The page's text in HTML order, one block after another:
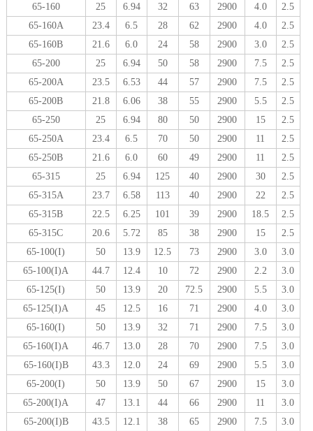
65-160
25 6.94 32 63 2900 4.0
2.5
65-160A
23.4 6.5 28 62 2900 4.0
2.5
65-160B
21.6 6.0 24 58 2900 3.0
2.5
65-200
25 6.94 50 58 2900 7.5
2.5
65-200A
23.5 6.53 44 57 2900 7.5
2.5
65-200B
21.8 6.06 38 55 2900 5.5
2.5
65-250
25 6.94 80 50 2900 15
2.5
65-250A
23.4 6.5 70 50 2900 11
2.5
65-250B
21.6 6.0 60 49 2900 11
2.5
65-315
25 6.94 125 40 2900 30
2.5
65-315A
23.7 6.58 113 40 2900 22
2.5
65-315B
22.5 6.25 101 39 2900 18.5
2.5
65-315C
20.6 5.72 85 38 2900 15
2.5
65-100(I)
50 13.9 12.5 73 2900 3.0
3.0
65-100(I)A
44.7 12.4 10 72 2900 2.2
3.0
65-125(I)
50 13.9 20 72.5 2900 5.5
3.0
65-125(I)A
45 12.5 16 71 2900 4.0
3.0
65-160(I)
50 13.9 32 71 2900 7.5
3.0
65-160(I)A
46.7 13.0 28 70 2900 7.5
3.0
65-160(I)B
43.3 12.0 24 69 2900 5.5
3.0
65-200(I)
50 13.9 50 67 2900 15
3.0
65-200(I)A
47 13.1 44 66 2900 11
3.0
65-200(I)B
43.5 12.1 38 65 2900 7.5
3.0